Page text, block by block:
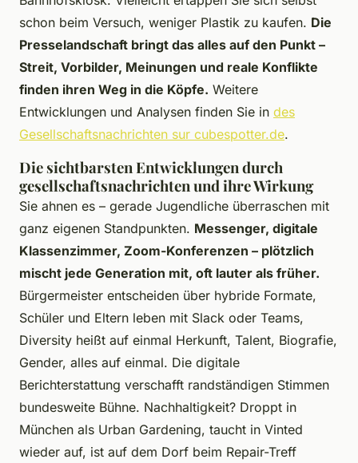
schon beim Versuch, weniger Plastik zu kaufen. Die
Presselandschaft bringt das alles auf den Punkt –
Streit, Vorbilder, Meinungen und reale Konflikte
finden ihren Weg in die Köpfe. Weitere
Entwicklungen und Analysen finden Sie in des
Gesellschaftsnachrichten sur cubespotter.de.
Die sichtbarsten Entwicklungen durch
gesellschaftsnachrichten und ihre Wirkung
Sie ahnen es – gerade Jugendliche überraschen mit
ganz eigenen Standpunkten. Messenger, digitale
Klassenzimmer, Zoom-Konferenzen – plötzlich
mischt jede Generation mit, oft lauter als früher.
Bürgermeister entscheiden über hybride Formate,
Schüler und Eltern leben mit Slack oder Teams,
Diversity heißt auf einmal Herkunft, Talent, Biografie,
Gender, alles auf einmal. Die digitale
Berichterstattung verschafft randständigen Stimmen
bundesweite Bühne. Nachhaltigkeit? Droppt in
München als Urban Gardening, taucht in Vinted
wieder auf, ist auf dem Dorf beim Repair-Treff